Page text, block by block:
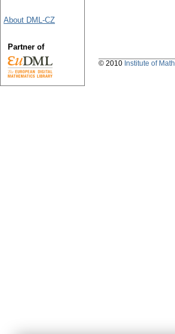
About DML-CZ
Partner of
© 2010 Institute of